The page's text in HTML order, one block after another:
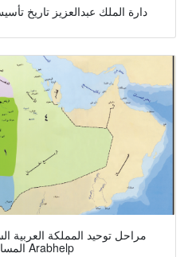
دارة الملك عبدالعزيز تاريخ
مراحل توحيد المملكة العربية
المساعده بالعربي Arabhelp